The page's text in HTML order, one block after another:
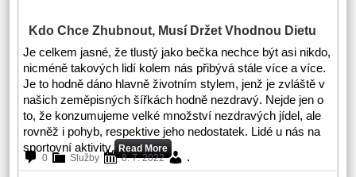
Kdo Chce Zhubnout, Musí Držet Vhodnou Dietu
Je celkem jasné, že tlustý jako bečka nechce být asi nikdo,
nicméně takových lidí kolem nás přibývá stále více a více.
Je to hodně dáno hlavně životním stylem, jenž je zvláště v
našich zeměpisných šířkách hodně nezdravý. Nejde jen o
to, že konzumujeme velké množství nezdravých jídel, ale
rovněž i pohyb, respektive jeho nedostatek. Lidé u nás na
sportovní aktivity Read More
0
Služby 8. 7. 2022 .